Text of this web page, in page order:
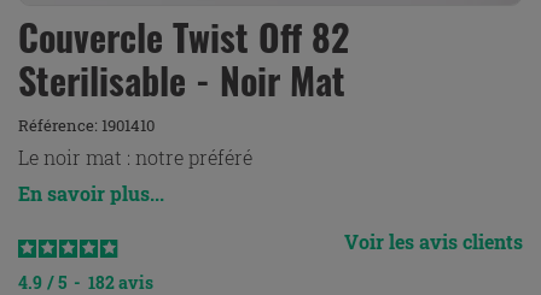
Couvercle Twist Off 82
Sterilisable - Noir Mat
Référence: 1901410
Le noir mat : notre préféré
En savoir plus...
4.9 / 5 - 182avis
Voir les avis clients